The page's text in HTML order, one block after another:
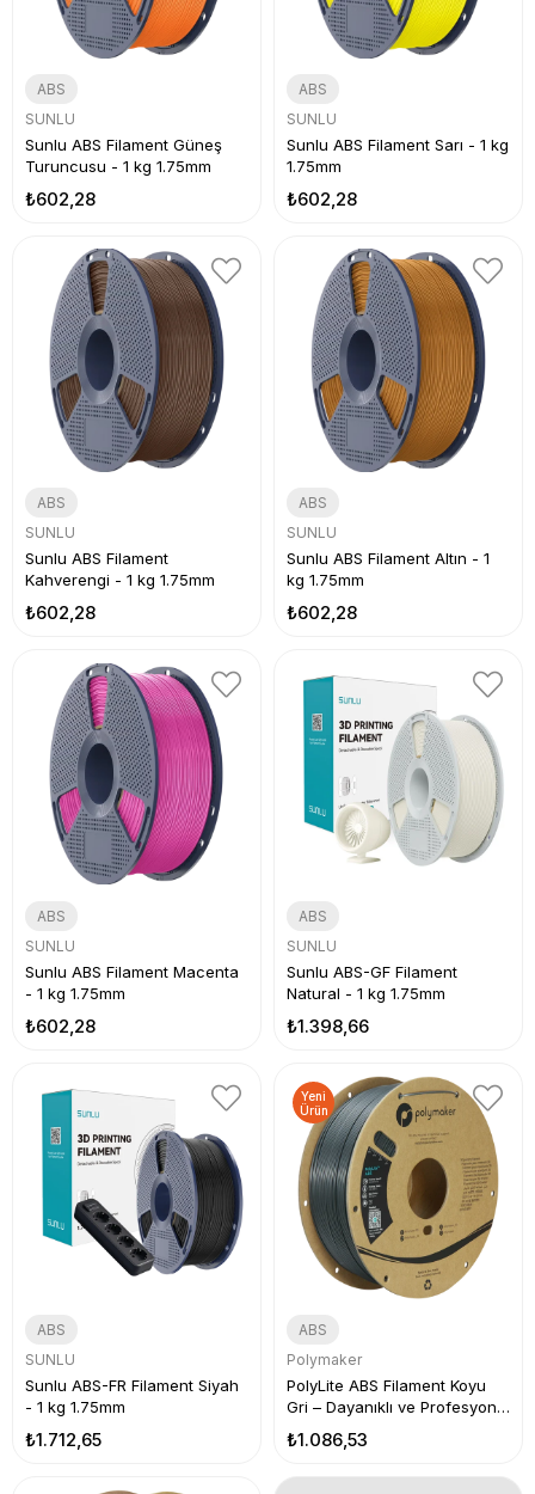
ABS
SUNLU
Sunlu ABS Filament Güneş
Turuncusu - 1 kg 1.75mm
₺602,28
ABS
SUNLU
Sunlu ABS Filament Sarı - 1 kg
1.75mm
₺602,28
ABS
SUNLU
Sunlu ABS Filament
Kahverengi - 1 kg 1.75mm
₺602,28
ABS
SUNLU
Sunlu ABS Filament Altın - 1
kg 1.75mm
₺602,28
ABS
SUNLU
Sunlu ABS Filament Macenta
- 1 kg 1.75mm
₺602,28
ABS
SUNLU
Sunlu ABS-GF Filament
Natural - 1 kg 1.75mm
₺1.398,66
ABS
SUNLU
Sunlu ABS-FR Filament Siyah
- 1 kg 1.75mm
₺1.712,65
ABS
Polymaker
PolyLite ABS Filament Koyu
Gri – Dayanıklı ve Profesyonel
₺1.086,53
Yeni
Ürün